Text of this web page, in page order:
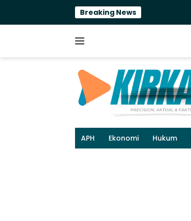
konten
Breaking News
APH Ekonomi Hukum